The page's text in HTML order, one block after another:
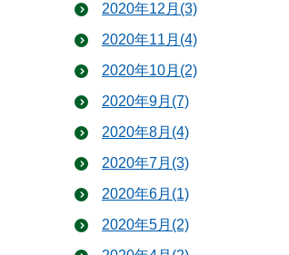
2020年12月(3)
2020年11月(4)
2020年10月(2)
2020年9月(7)
2020年8月(4)
2020年7月(3)
2020年6月(1)
2020年5月(2)